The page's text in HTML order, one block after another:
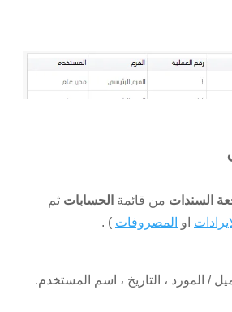
السندات من قائمة الحسابات ثم
او المصروفات ) .
/ المورد ، التاريخ ، اسم المستخدم.